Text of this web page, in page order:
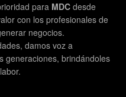
para MDC desde
con los profesionales de
negocios.
damos voz a
generaciones, brindándoles